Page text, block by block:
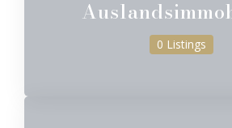
0 Listings